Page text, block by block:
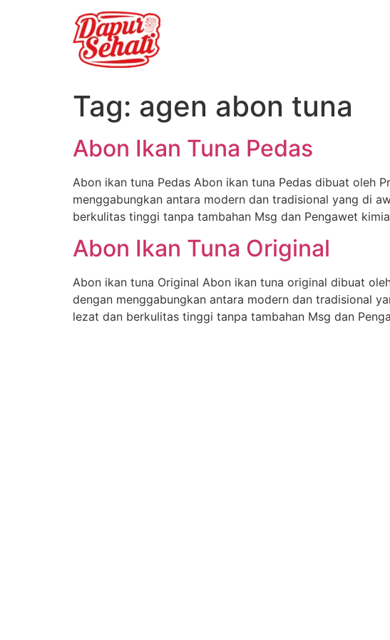
Tag: agen abon tuna
Abon Ikan Tuna Pedas
Abon ikan tuna Pedas Abon ikan tuna Pedas dibuat oleh
menggabungkan antara modern dan tradisional yang di
berkulitas tinggi tanpa tambahan Msg dan Pengawet
Abon Ikan Tuna Original
Abon ikan tuna Original Abon ikan tuna original dibuat
dengan menggabungkan antara modern dan tradisional
lezat dan berkulitas tinggi tanpa tambahan Msg dan